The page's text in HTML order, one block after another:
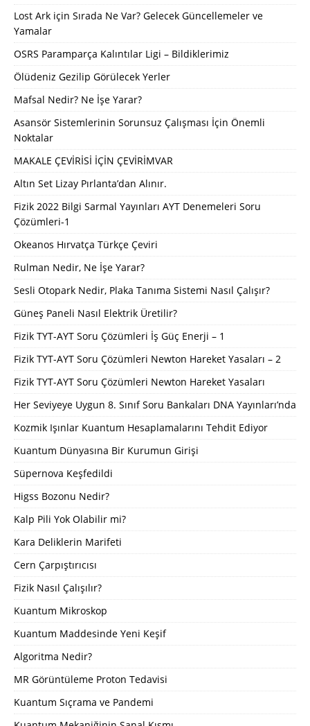
Lost Ark için Sırada Ne Var? Gelecek Güncellemeler ve
Yamalar
OSRS Paramparça Kalıntılar Ligi – Bildiklerimiz
Ölüdeniz Gezilip Görülecek Yerler
Mafsal Nedir? Ne İşe Yarar?
Asansör Sistemlerinin Sorunsuz Çalışması İçin Önemli
Noktalar
MAKALE ÇEVİRİSİ İÇİN ÇEVİRİMVAR
Altın Set Lizay Pırlanta’dan Alınır.
Fizik 2022 Bilgi Sarmal Yayınları AYT Denemeleri Soru
Çözümleri-1
Okeanos Hırvatça Türkçe Çeviri
Rulman Nedir, Ne İşe Yarar?
Sesli Otopark Nedir, Plaka Tanıma Sistemi Nasıl Çalışır?
Güneş Paneli Nasıl Elektrik Üretilir?
Fizik TYT-AYT Soru Çözümleri İş Güç Enerji – 1
Fizik TYT-AYT Soru Çözümleri Newton Hareket Yasaları – 2
Fizik TYT-AYT Soru Çözümleri Newton Hareket Yasaları
Her Seviyeye Uygun 8. Sınıf Soru Bankaları DNA Yayınları’nda
Kozmik Işınlar Kuantum Hesaplamalarını Tehdit Ediyor
Kuantum Dünyasına Bir Kurumun Girişi
Süpernova Keşfedildi
Higss Bozonu Nedir?
Kalp Pili Yok Olabilir mi?
Kara Deliklerin Marifeti
Cern Çarpıştırıcısı
Fizik Nasıl Çalışılır?
Kuantum Mikroskop
Kuantum Maddesinde Yeni Keşif
Algoritma Nedir?
MR Görüntüleme Proton Tedavisi
Kuantum Sıçrama ve Pandemi